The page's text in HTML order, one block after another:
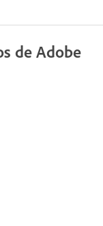
de Adobe